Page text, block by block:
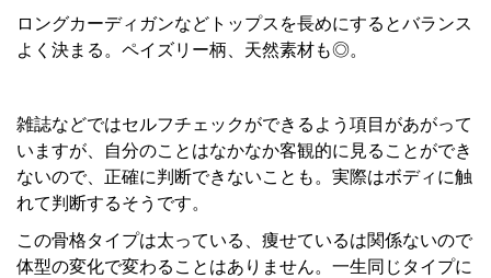
ロングカーディガンなどトップスを長めにするとバランス
よく決まる。ペイズリー柄、天然素材も◎。
雑誌などではセルフチェックができるよう項目があがって
いますが、自分のことはなかなか客観的に見ることができ
ないので、正確に判断できないことも。実際はボディに触
れて判断するそうです。
この骨格タイプは太っている、痩せているは関係ないので
体型の変化で変わることはありません。一生同じタイプに